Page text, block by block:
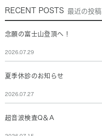
RECENT POSTS 最近の投稿
念願の富士山登頂へ！
2026.07.29
夏季休診のお知らせ
2026.07.27
超音波検査Q＆A